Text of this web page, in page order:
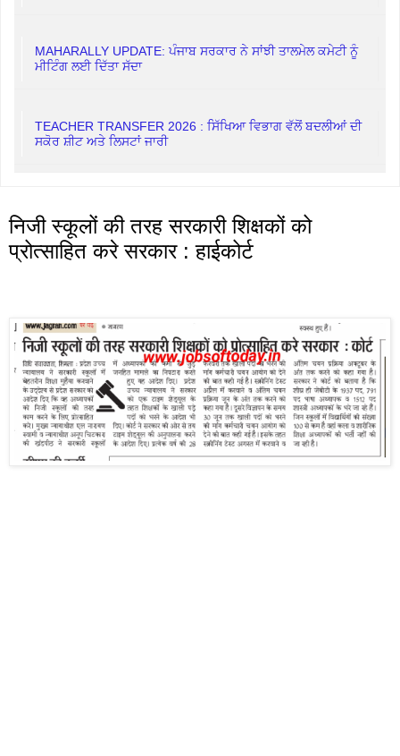
MAHARALLY UPDATE: ਪੰਜਾਬ ਸਰਕਾਰ ਨੇ ਸਾਂਝੀ ਤਾਲਮੇਲ ਕਮੇਟੀ ਨੂੰ
ਮੀਟਿੰਗ ਲਈ ਦਿੱਤਾ ਸੱਦਾ
TEACHER TRANSFER 2026 : ਸਿੱਖਿਆ ਵਿਭਾਗ ਵੱਲੋਂ ਬਦਲੀਆਂ ਦੀ
ਸਕੋਰ ਸ਼ੀਟ ਅਤੇ ਲਿਸਟਾਂ ਜਾਰੀ
निजी स्कूलों की तरह सरकारी शिक्षकों को
प्रोत्साहित करे सरकार : हाईकोर्ट